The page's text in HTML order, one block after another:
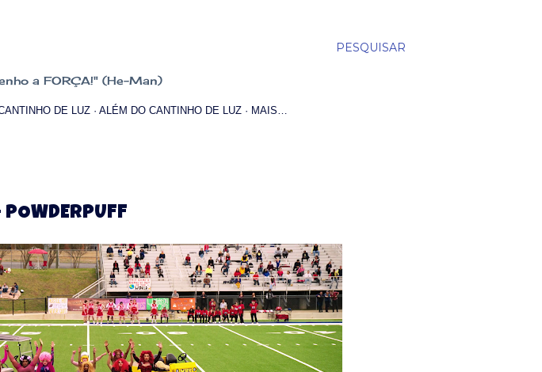
PESQUISAR
a FORÇA!" (He-Man)
DE LUZ ALÉM DO CANTINHO DE LUZ MAIS…
POWDERPUFF